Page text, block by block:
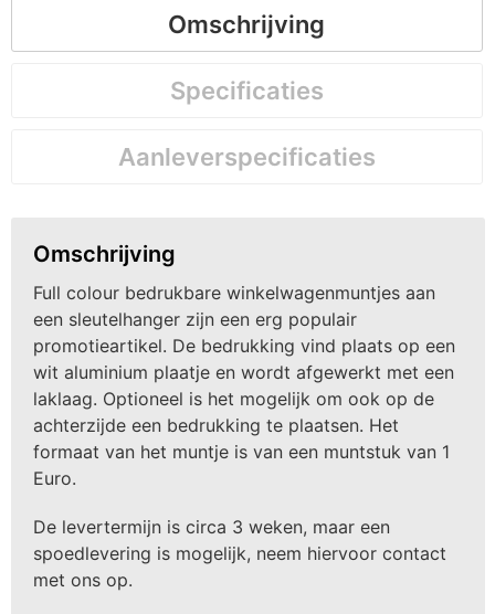
Omschrijving
Specificaties
Aanleverspecificaties
Omschrijving
Full colour bedrukbare winkelwagenmuntjes aan
een sleutelhanger zijn een erg populair
promotieartikel. De bedrukking vind plaats op een
wit aluminium plaatje en wordt afgewerkt met een
laklaag. Optioneel is het mogelijk om ook op de
achterzijde een bedrukking te plaatsen. Het
formaat van het muntje is van een muntstuk van 1
Euro.
De levertermijn is circa 3 weken, maar een
spoedlevering is mogelijk, neem hiervoor contact
met ons op.